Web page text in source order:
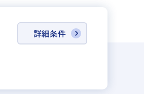
詳細条件